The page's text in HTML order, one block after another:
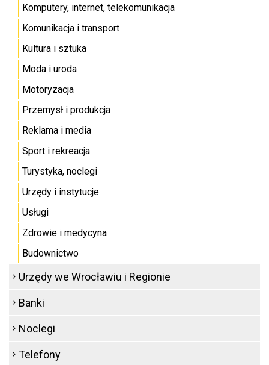
Komputery, internet, telekomunikacja
Komunikacja i transport
Kultura i sztuka
Moda i uroda
Motoryzacja
Przemysł i produkcja
Reklama i media
Sport i rekreacja
Turystyka, noclegi
Urzędy i instytucje
Usługi
Zdrowie i medycyna
Budownictwo
Urzędy we Wrocławiu i Regionie
Banki
Noclegi
Telefony